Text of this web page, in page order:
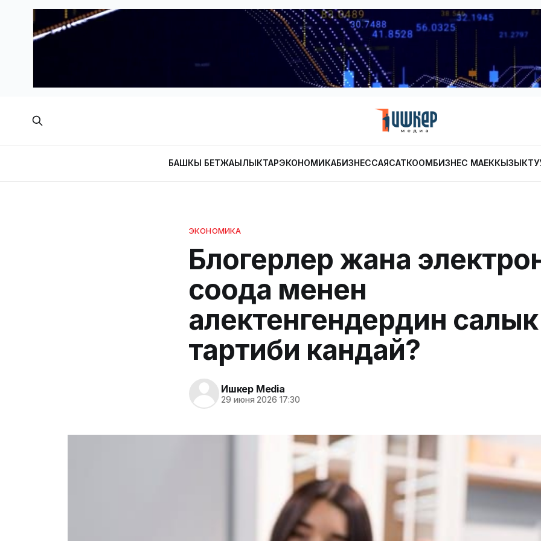
БАШКЫ БЕТЖАҢЫЛЫКТАРЭКОНОМИКАБИЗНЕССАЯСАТКООМБИЗНЕС МАЕК
ЭКОНОМИКА
Блогерлер жана
соода менен
алектенгендердин салык
тартиби кандай?
Ишкер Media
29 июня 2026 17:30